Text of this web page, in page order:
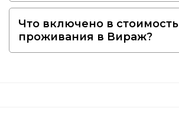
Что включено в стоимость
проживания в Вираж?